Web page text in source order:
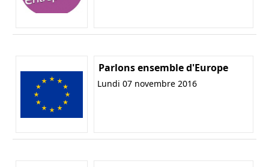
Parlons ensemble d'Europe
Lundi 07 novembre 2016